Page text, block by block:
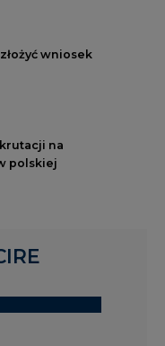
wniosek
na
polskiej